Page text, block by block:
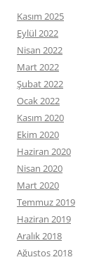
Kasım 2025
Eylül 2022
Nisan 2022
Mart 2022
Şubat 2022
Ocak 2022
Kasım 2020
Ekim 2020
Haziran 2020
Nisan 2020
Mart 2020
Temmuz 2019
Haziran 2019
Aralık 2018
Ağustos 2018